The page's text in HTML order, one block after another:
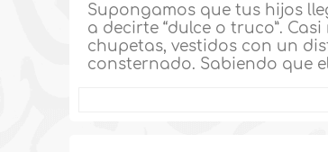
Supongamos que tus hijos
a decirte “dulce o truco”.
chupetas, vestidos con un
consternado. Sabiendo que